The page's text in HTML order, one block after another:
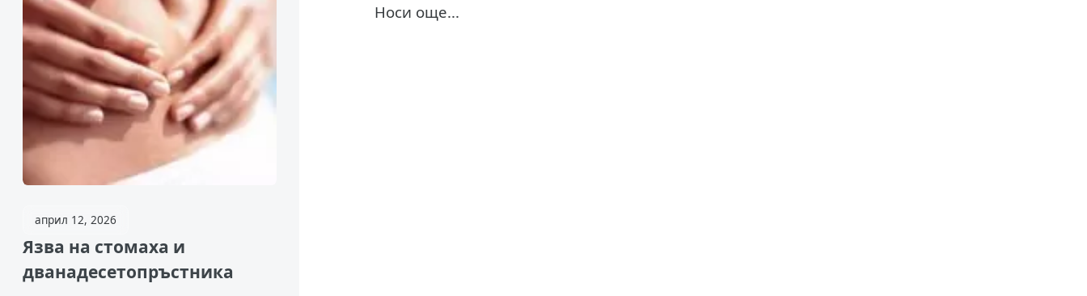
Носи още...
април 12, 2026
Язва на стомаха и
дванадесетопръстника